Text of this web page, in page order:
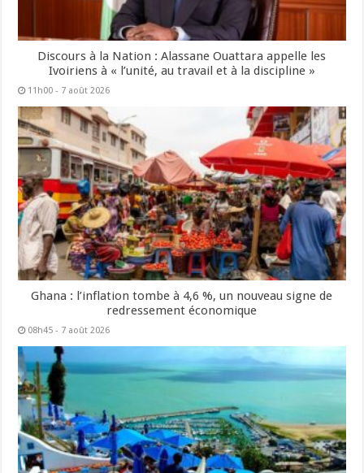
Discours à la Nation : Alassane Ouattara appelle les
Ivoiriens à « l’unité, au travail et à la discipline »
11h00 - 7 août 2026
Ghana : l’inflation tombe à 4,6 %, un nouveau signe de
redressement économique
08h45 - 7 août 2026